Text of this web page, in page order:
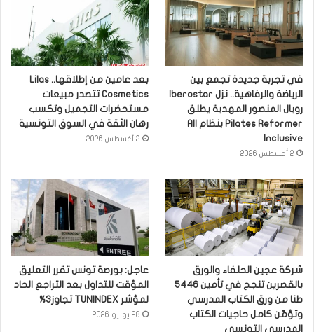
في تجربة جديدة تجمع بين
رويال المنصور المهدية يطلق
Pilates Reformer بنظام All
Inclusive
2 أغسطس 2026
بعد عامين من إطلاقها.. Lilas
Cosmetics تتصدر مبيعات
مستحضرات التجميل وتكسب
رهان الثقة في السوق التونسية
2 أغسطس 2026
شركة عجين الحلفاء والورق
بالقصرين تنجح في تأمين 5446
طنا من ورق الكتاب المدرسي
وتؤمّن كامل حاجيات الكتاب
المدرسي التونسي
عاجل: بورصة تونس تقرر التعليق
المؤقت للتداول بعد التراجع الحاد
لمؤشر TUNINDEX تجاوز3%
28 يوليو 2026